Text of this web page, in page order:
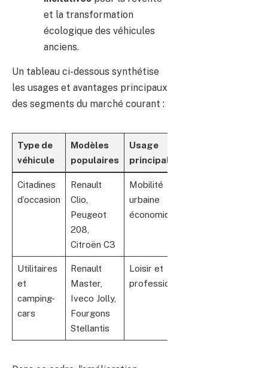
et la transformation
écologique des véhicules
anciens.
Un tableau ci-dessous synthétise
les usages et avantages principaux
des segments du marché courant :
Type de
véhicule
Modèles
populaires
Usage
principal
Citadines
d’occasion
Renault
Clio,
Peugeot
208,
Citroën C3
Mobilité
urbaine
économique
Utilitaires
et
camping-
cars
Renault
Master,
Iveco Jolly,
Fourgons
Stellantis
Loisir et
professionnel